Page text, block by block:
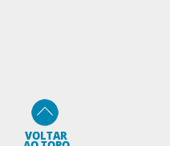
VOLTAR